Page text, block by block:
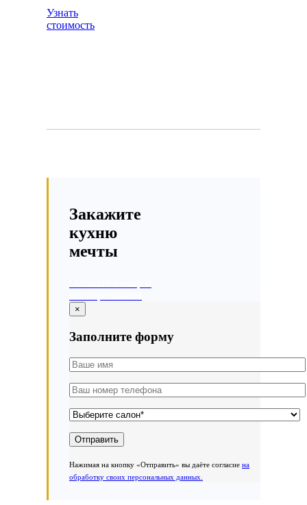
Узнать
стоимость
Закажите
кухню
мечты
×
Заполните форму
Нажимая на кнопку «Отправить» вы даёте согласие на
обработку своих персональных данных.